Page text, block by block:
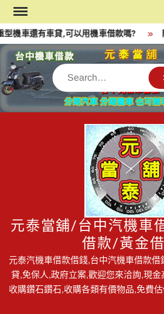
Skip
to
content
機車還有車貸,可以用機車借款嗎?
Search
元泰當舖/台中汽機車
借款/黃金
元泰汽機車借款借錢,台中汽機車借款借
貸,免保人,政府立案,歡迎您來洽詢,現
收購鑽石鑽石,收購各類有價物品,免費